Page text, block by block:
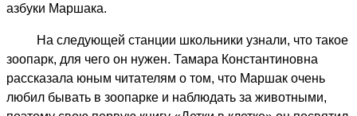
азбуки Маршака.
На следующей станции школьники узнали, что такое
зоопарк, для чего он нужен. Тамара Константиновна
рассказала юным читателям о том, что Маршак очень
любил бывать в зоопарке и наблюдать за животными,
взрослых.
Помощь
организации